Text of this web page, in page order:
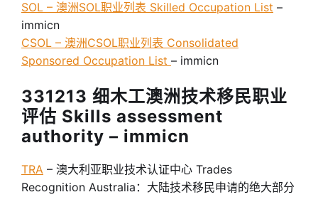
SOL – 澳洲SOL职业列表 Skilled Occupation List –
immicn
CSOL – 澳洲CSOL职业列表 Consolidated
Sponsored Occupation List – immicn
331213 细木工澳洲技术移民职业
评估 Skills assessment
authority – immicn
TRA – 澳大利亚职业技术认证中心 Trades
Recognition Australia：大陆技术移民申请的绝大部分